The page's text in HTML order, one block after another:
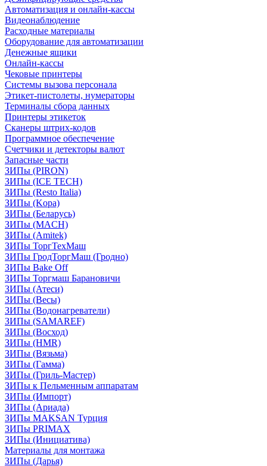
Автоматизация и онлайн-кассы
Видеонаблюдение
Расходные материалы
Оборудование для автоматизации
Денежные ящики
Онлайн-кассы
Чековые принтеры
Системы вызова персонала
Этикет-пистолеты, нумераторы
Терминалы сбора данных
Принтеры этикеток
Сканеры штрих-кодов
Программное обеспечение
Счетчики и детекторы валют
Запасные части
ЗИПы (PIRON)
ЗИПы (ICE TECH)
ЗИПы (Resto Italia)
ЗИПы (Kopa)
ЗИПы (Беларусь)
ЗИПы (MACH)
ЗИПы (Amitek)
ЗИПы ТоргТехМаш
ЗИПы ГродТоргМаш (Гродно)
ЗИПы Bake Off
ЗИПы Торгмаш Барановичи
ЗИПы (Атеси)
ЗИПы (Весы)
ЗИПы (Водонагреватели)
ЗИПы (SAMAREF)
ЗИПы (Восход)
ЗИПы (HMR)
ЗИПы (Вязьма)
ЗИПы (Гамма)
ЗИПы (Гриль-Мастер)
ЗИПы к Пельменным аппаратам
ЗИПы (Импорт)
ЗИПы (Ариада)
ЗИПы MAKSAN Турция
ЗИПы PRIMAX
ЗИПы (Инициатива)
Материалы для монтажа
ЗИПы (Дарья)